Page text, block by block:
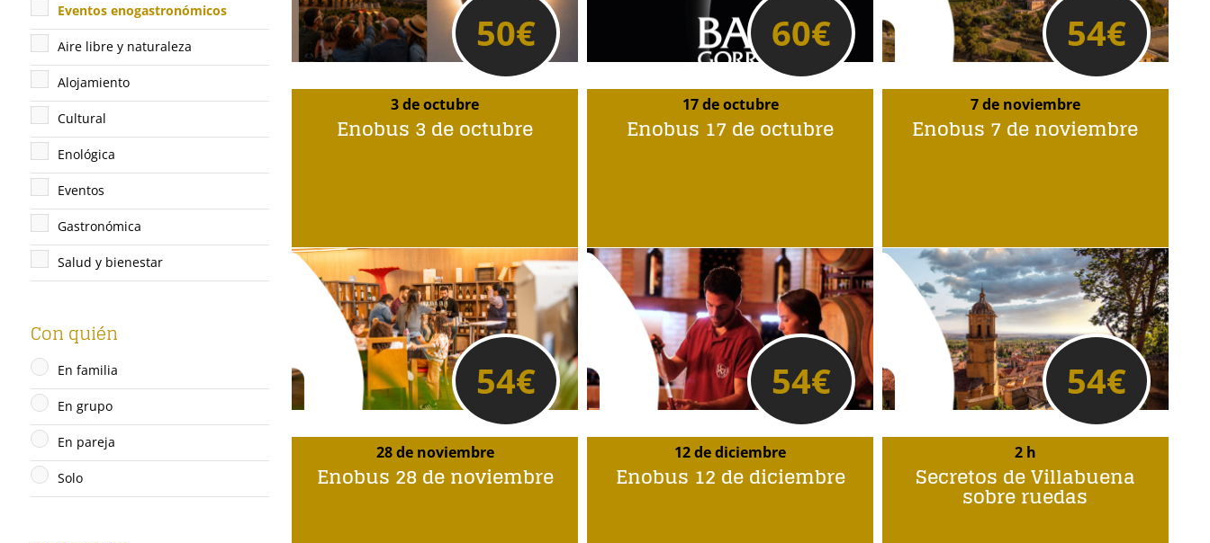
Eventos enogastronómicos
Aire libre y naturaleza
Alojamiento
Cultural
Enológica
Eventos
Gastronómica
Salud y bienestar
Con quién
En familia
En grupo
En pareja
Solo
50€ 60€ 54€
3 de octubre
Enobus 3 de octubre
54€
17 de octubre
Enobus 17 de octubre
54€
7 de noviembre
Enobus 7 de noviembre
54€
28 de noviembre
Enobus 28 de noviembre
12 de diciembre
Enobus 12 de diciembre
2 h
Secretos de Villabuena
sobre ruedas